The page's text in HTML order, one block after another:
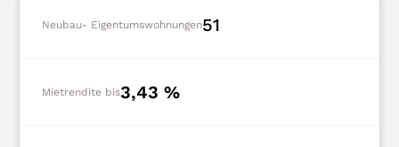
Neubau- Eigentumswohnungen51
Mietrendite bis3,43 %